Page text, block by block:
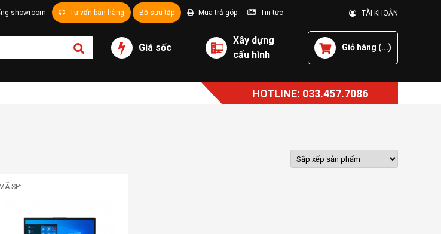
showroom Tư vấn bán hàng Bộ sưu tập Mua trả góp Tin tức TÀI KHOẢN
Giá sốc
Xây dựng
cấu hình
Giỏ hàng (...)
HOTLINE: 033.457.7086
MÃ SP: